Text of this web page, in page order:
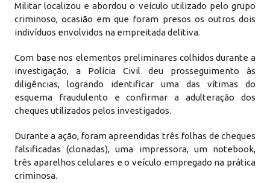
Militar localizou e abordou o veículo utilizado pelo grupo
criminoso, ocasião em que foram presos os outros dois
indivíduos envolvidos na empreitada delitiva.
Com base nos elementos preliminares colhidos durante a
investigação, a Polícia Civil deu prosseguimento às
diligências, logrando identificar uma das vítimas do
esquema fraudulento e confirmar a adulteração dos
cheques utilizados pelos investigados.
Durante a ação, foram apreendidas três folhas de cheques
falsificadas (clonadas), uma impressora, um notebook,
três aparelhos celulares e o veículo empregado na prática
criminosa.